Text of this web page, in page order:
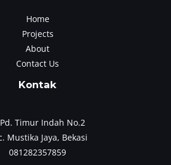
Home
Projects
About
Contact Us
Kontak
Pd. Timur Indah No.2
Mustika Jaya, Bekasi
081282357859